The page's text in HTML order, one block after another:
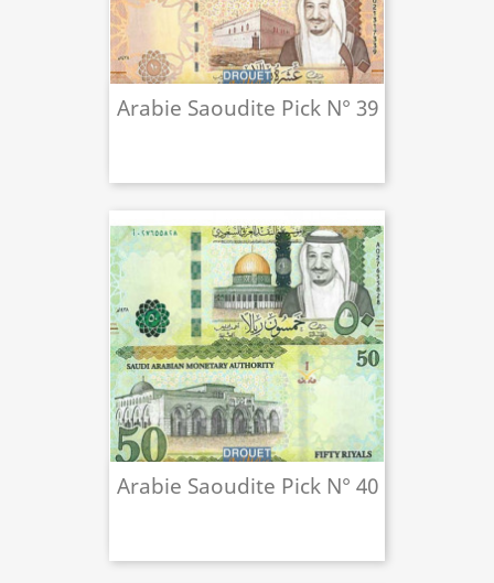
Arabie Saoudite Pick N° 39
Arabie Saoudite Pick N° 40